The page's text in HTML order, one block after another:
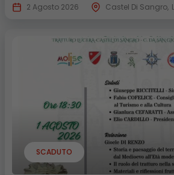
2 Agosto 2026 Castel Di Sangro
SCADUTO